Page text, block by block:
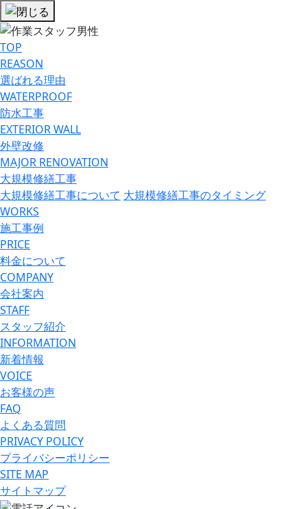
TOP
REASON
選ばれる理由
WATERPROOF
防⽔⼯事
EXTERIOR WALL
外壁改修
MAJOR RENOVATION
大規模修繕工事
大規模修繕工事について 大規模修繕工事のタイミング
WORKS
施工事例
PRICE
料金について
COMPANY
会社案内
STAFF
スタッフ紹介
INFORMATION
新着情報
VOICE
お客様の声
FAQ
よくある質問
PRIVACY POLICY
プライバシーポリシー
SITE MAP
サイトマップ